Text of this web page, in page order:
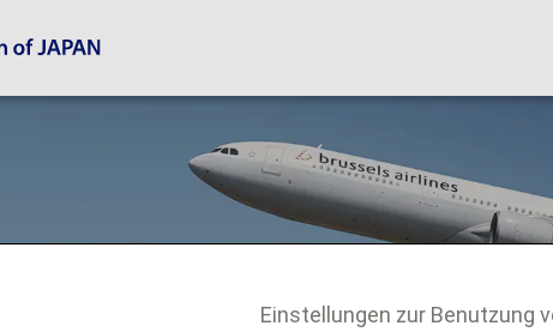
Airlines (SN)
Einstellungen zur Benutzung